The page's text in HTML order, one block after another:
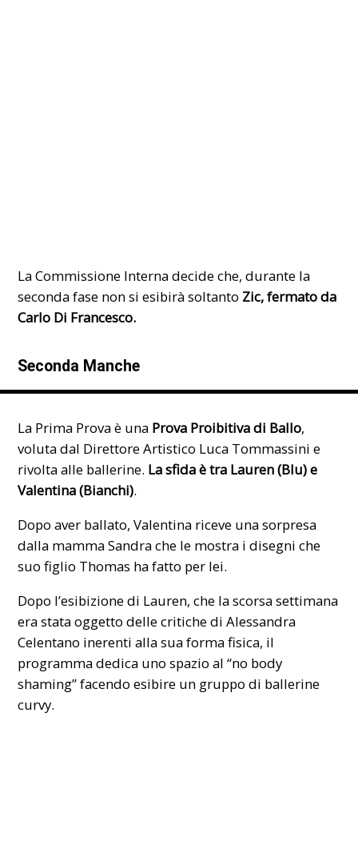
La Commissione Interna decide che, durante la
seconda fase non si esibirà soltanto Zic, fermato da
Carlo Di Francesco.
Seconda Manche
La Prima Prova è una Prova Proibitiva di Ballo,
voluta dal Direttore Artistico Luca Tommassini e
rivolta alle ballerine. La sfida è tra Lauren (Blu) e
Valentina (Bianchi).
Dopo aver ballato, Valentina riceve una sorpresa
dalla mamma Sandra che le mostra i disegni che
suo figlio Thomas ha fatto per lei.
Dopo l’esibizione di Lauren, che la scorsa settimana
era stata oggetto delle critiche di Alessandra
Celentano inerenti alla sua forma fisica, il
programma dedica uno spazio al“no body
shaming”facendo esibire un gruppo di ballerine
curvy.